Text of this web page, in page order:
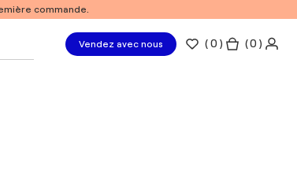
commande.
Vendez avec nous (0 ) ( 0 )